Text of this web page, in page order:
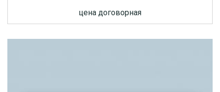
цена договорная